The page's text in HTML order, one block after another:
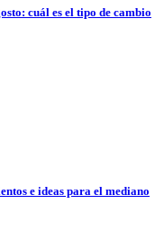
cuál es el tipo de cambio
e ideas para el mediano